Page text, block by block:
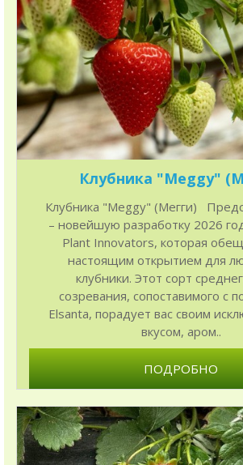
Клубника "Meggy"
Клубника "Meggy" (Мегги)
– новейшую разработку 2026
Plant Innovators, которая
настоящим открытием для
клубники. Этот сорт
созревания, сопоставимого с
Elsanta, порадует вас своим
вкусом, аром..
ПОДРОБНО